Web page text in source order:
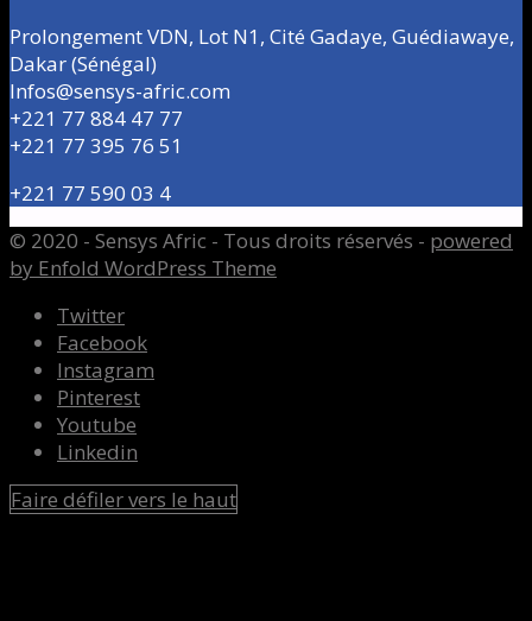
Prolongement VDN, Lot N1, Cité Gadaye, Guédiawaye,
Dakar (Sénégal)
Infos@sensys-afric.com
+221 77 884 47 77
+221 77 395 76 51
+221 77 590 03 4
© 2020 - Sensys Afric - Tous droits réservés - powered
by Enfold WordPress Theme
Twitter
Facebook
Instagram
Pinterest
Youtube
Linkedin
Faire défiler vers le haut